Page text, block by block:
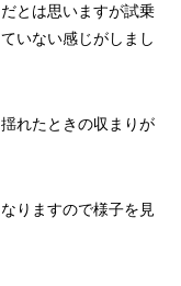
とは思いますが試乗
いない感じがしまし
れたときの収まりが
りますので様子を見